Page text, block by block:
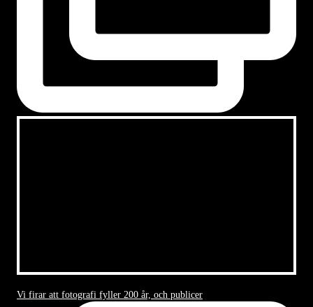
Vi firar att fotografi fyller 200 år, och publicer